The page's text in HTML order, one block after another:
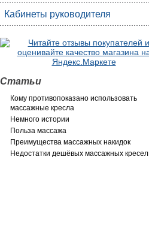
Кабинеты руководителя
Статьи
Кому противопоказано использовать
массажные кресла
Немного истории
Польза массажа
Преимущества массажных накидок
Недостатки дешёвых массажных кресел